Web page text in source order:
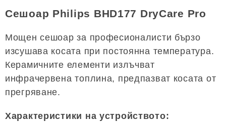
Сешоар Philips BHD177 DryCare Pro
Мощен сешоар за професионалисти бързо
изсушава косата при постоянна температура.
Керамичните елементи излъчват
инфрачервена топлина, предпазват косата от
прегряване.
Характеристики на устройството: